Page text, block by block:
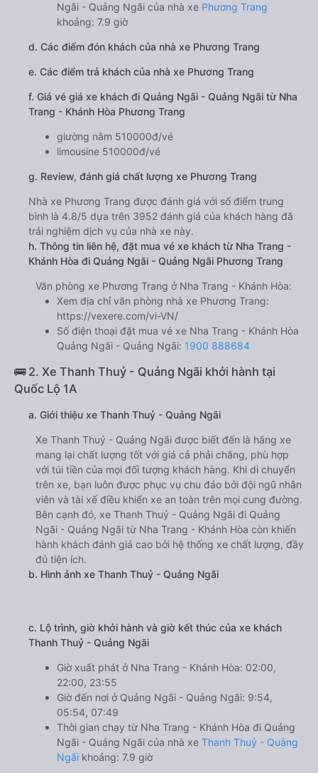
Ngãi - Quảng Ngãi của nhà xe Phương Trang
khoảng: 7.9 giờ
d. Các điểm đón khách của nhà xe Phương Trang
e. Các điểm trả khách của nhà xe Phương Trang
f. Giá vé giá xe khách đi Quảng Ngãi - Quảng Ngãi từ Nha
Trang - Khánh Hòa Phương Trang
giường nằm 510000đ/vé
limousine 510000đ/vé
g. Review, đánh giá chất lượng xe Phương Trang
Nhà xe Phương Trang được đánh giá với số điểm trung
bình là 4.8/5 dựa trên 3952 đánh giá của khách hàng đã
trải nghiệm dịch vụ của nhà xe này.
h. Thông tin liên hệ, đặt mua vé xe khách từ Nha Trang -
Khánh Hòa đi Quảng Ngãi - Quảng Ngãi Phương Trang
Văn phòng xe Phương Trang ở Nha Trang - Khánh Hòa:
Xem địa chỉ văn phòng nhà xe Phương Trang:
https://vexere.com/vi-VN/
Số điện thoại đặt mua vé xe Nha Trang - Khánh Hòa
Quảng Ngãi - Quảng Ngãi: 1900 888684
🚌 2. Xe Thanh Thuỷ - Quảng Ngãi khởi hành tại
Quốc Lộ 1A
a. Giới thiệu xe Thanh Thuỷ - Quảng Ngãi
Xe Thanh Thuỷ - Quảng Ngãi được biết đến là hãng xe
mang lại chất lượng tốt với giá cả phải chăng, phù hợp
với túi tiền của mọi đối tượng khách hàng. Khi di chuyển
trên xe, bạn luôn được phục vụ chu đáo bởi đội ngũ nhân
viên và tài xế điều khiển xe an toàn trên mọi cung đường.
Bên cạnh đó, xe Thanh Thuỷ - Quảng Ngãi đi Quảng
Ngãi - Quảng Ngãi từ Nha Trang - Khánh Hòa còn khiến
hành khách đánh giá cao bởi hệ thống xe chất lượng, đầy
đủ tiện ích.
b. Hình ảnh xe Thanh Thuỷ - Quảng Ngãi
c. Lộ trình, giờ khởi hành và giờ kết thúc của xe khách
Thanh Thuỷ - Quảng Ngãi
Giờ xuất phát ở Nha Trang - Khánh Hòa: 02:00,
22:00, 23:55
Giờ đến nơi ở Quảng Ngãi - Quảng Ngãi: 9:54,
05:54, 07:49
Thời gian chạy từ Nha Trang - Khánh Hòa đi Quảng
Ngãi - Quảng Ngãi của nhà xe Thanh Thuỷ - Quảng
Ngãi khoảng: 7.9 giờ